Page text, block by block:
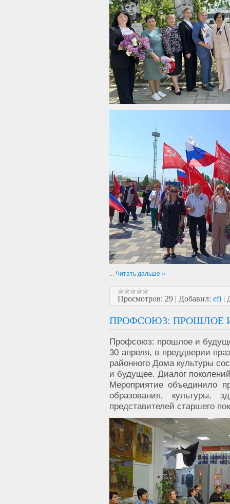
... Читать дальше »
Просмотров: 29 | Добавил: efi |
ПРОФСОЮЗ: ПРОШЛОЕ
Профсоюз: прошлое и
30 апреля, в преддверии
районного Дома культуры
и будущее. Диалог
Мероприятие объединило
образования, культуры,
представителей старшего